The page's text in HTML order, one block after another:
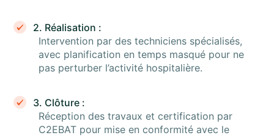
2. Réalisation :
Intervention par des techniciens spécialisés,
avec planification en temps masqué pour ne
pas perturber l’activité hospitalière.
3. Clôture :
Réception des travaux et certification par
C2EBAT pour mise en conformité avec le